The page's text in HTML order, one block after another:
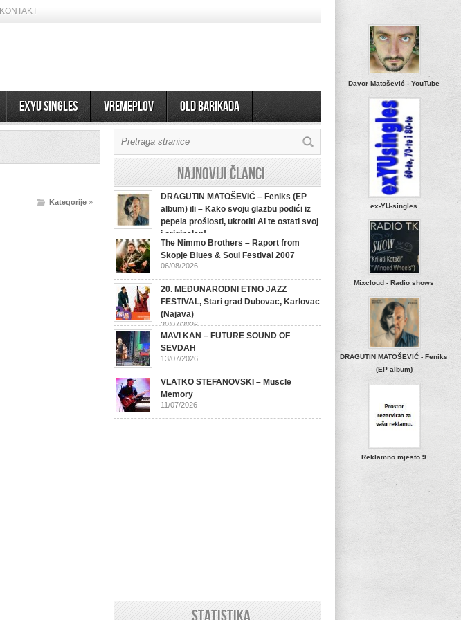
KONTAKT
EXYU Singles Vremeplov OLD BARIKADA
Davor Matošević - YouTube
ex-YU-singles
Mixcloud - Radio shows
DRAGUTIN MATOŠEVIĆ - Feniks
(EP album)
Reklamno mjesto 9
Kategorije »
Najnoviji članci
DRAGUTIN MATOŠEVIĆ – Feniks (EP
album) ili – Kako svoju glazbu podići iz
pepela prošlosti, ukrotiti AI te ostati svoj
i originalan!
07/08/2026
The Nimmo Brothers – Raport from
Skopje Blues & Soul Festival 2007
06/08/2026
20. MEĐUNARODNI ETNO JAZZ
FESTIVAL, Stari grad Dubovac, Karlovac
(Najava)
20/07/2026
MAVI KAN – FUTURE SOUND OF
SEVDAH
13/07/2026
VLATKO STEFANOVSKI – Muscle
Memory
11/07/2026